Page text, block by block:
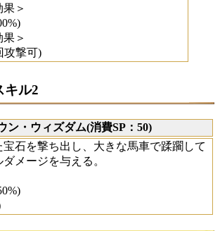
＞
＞
攻撃可)
キル2
ン・ウィズダム(消費SP：50)
石を撃ち出し、大きな馬車で蹂躙して
メージを与える。